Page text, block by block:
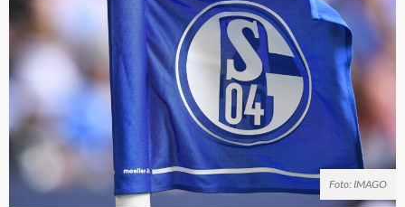
Foto: IMAGO